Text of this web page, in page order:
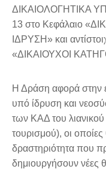
ΔΙΚΑΙΟΛΟΓΗΤΙΚΑ
13 στο Κεφάλαιο
ΙΔΡΥΣΗ» και
«ΔΙΚΑΙΟΥΧΟΙ
Η Δράση αφορά στην
υπό ίδρυση και
των ΚΑΔ του λιανικού
τουρισμού), οι
δραστηριότητα που
δημιουργήσουν νέες